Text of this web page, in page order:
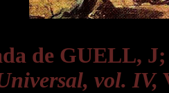
de GUELL,
vol. IV,